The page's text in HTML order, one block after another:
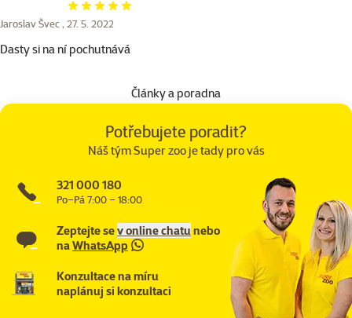
Hodnocení 100%
Jaroslav Švec , 27. 5. 2022
Dasty si na ní pochutnává
Články a poradna
Potřebujete poradit?
Náš tým Super zoo je tady pro vás
321 000 180
Po–Pá 7:00 – 18:00
Zeptejte sev online chatu nebo
naWhatsApp
Konzultace na míru
naplánuj si konzultaci